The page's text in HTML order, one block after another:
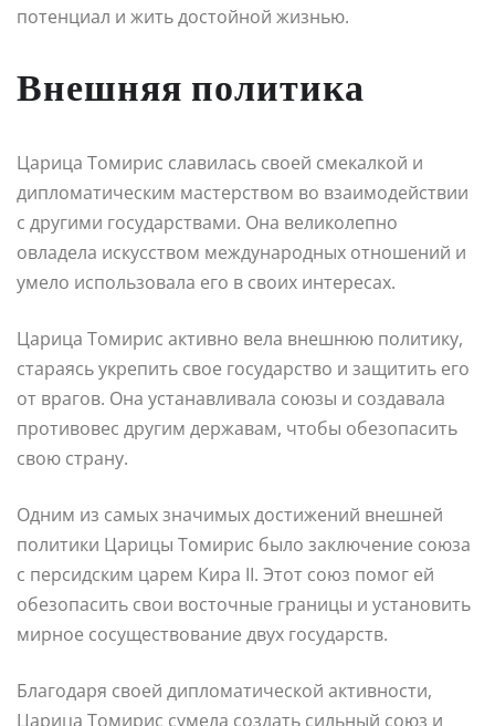
потенциал и жить достойной жизнью.
Внешняя политика
Царица Томирис славилась своей смекалкой и
дипломатическим мастерством во взаимодействии
с другими государствами. Она великолепно
овладела искусством международных отношений и
умело использовала его в своих интересах.
Царица Томирис активно вела внешнюю политику,
стараясь укрепить свое государство и защитить его
от врагов. Она устанавливала союзы и создавала
противовес другим державам, чтобы обезопасить
свою страну.
Одним из самых значимых достижений внешней
политики Царицы Томирис было заключение союза
с персидским царем Кира II. Этот союз помог ей
обезопасить свои восточные границы и установить
мирное сосуществование двух государств.
Благодаря своей дипломатической активности,
Царица Томирис сумела создать сильный союз и